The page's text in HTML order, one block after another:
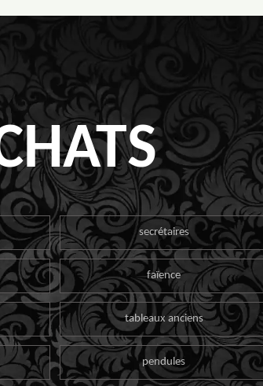
secrétaires
faïence
tableaux anciens
pendules